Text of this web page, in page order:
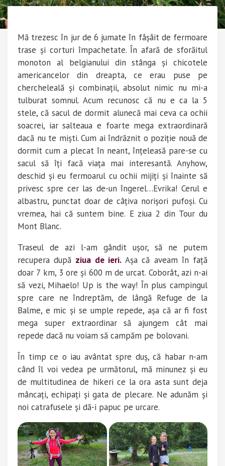
Mă trezesc în jur de 6 jumate în fâșâit de fermoare
trase și corturi împachetate. În afară de sforăitul
monoton al belgianului din stânga și chicotele
americancelor din dreapta, ce erau puse pe
chercheleală și combinații, absolut nimic nu mi-a
tulburat somnul. Acum recunosc că nu e ca la 5
stele, că sacul de dormit alunecă mai ceva ca ochii
soacrei, iar salteaua e foarte mega extraordinară
dacă nu te miști. Cum ai îndrăznit o poziție nouă de
dormit cum a plecat în neant, înțeleasă pare-se cu
sacul să îți facă viața mai interesantă. Anyhow,
deschid și eu fermoarul cu ochii mijiți și înainte să
privesc spre cer las de-un îngerel…Evrika! Cerul e
albastru, punctat doar de câțiva norișori pufoși. Cu
vremea, hai că suntem bine. E ziua 2 din Tour du
Mont Blanc.
Traseul de azi l-am gândit ușor, să ne putem
recupera după ziua de ieri.Așa că aveam în față
doar 7 km, 3 ore și 600 m de urcat. Coborât, azi n-ai
să vezi, Mihaelo! Up is the way! În plus campingul
spre care ne îndreptăm, de lângă Refuge de la
Balme, e mic și se umple repede, așa că ar fi fost
mega super extraordinar să ajungem cât mai
repede dacă nu voiam să campăm pe bolovani.
În timp ce o iau avântat spre duș, că habar n-am
când îl voi vedea pe următorul, mă minunez și eu
de multitudinea de hikeri ce la ora asta sunt deja
mâncați, echipați și gata de plecare. Ne adunăm și
noi catrafusele și dă-i papuc pe urcare.